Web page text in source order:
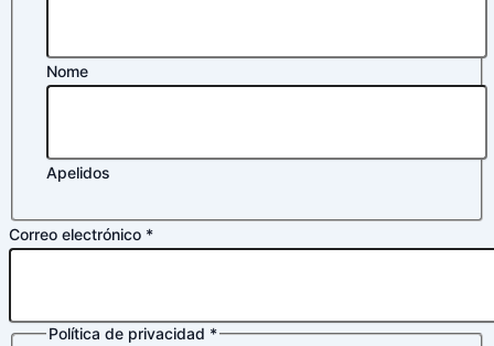
Nome
Apelidos
Correo electrónico *
electrónicoPolítica de privacidad *